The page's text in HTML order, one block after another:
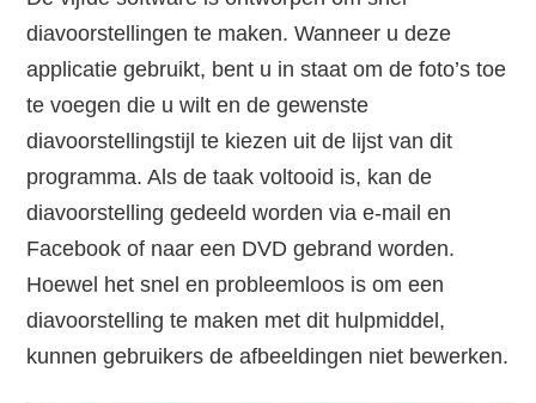
diavoorstellingen te maken. Wanneer u deze
applicatie gebruikt, bent u in staat om de foto’s toe
te voegen die u wilt en de gewenste
diavoorstellingstijl te kiezen uit de lijst van dit
programma. Als de taak voltooid is, kan de
diavoorstelling gedeeld worden via e-mail en
Facebook of naar een DVD gebrand worden.
Hoewel het snel en probleemloos is om een
diavoorstelling te maken met dit hulpmiddel,
kunnen gebruikers de afbeeldingen niet bewerken.